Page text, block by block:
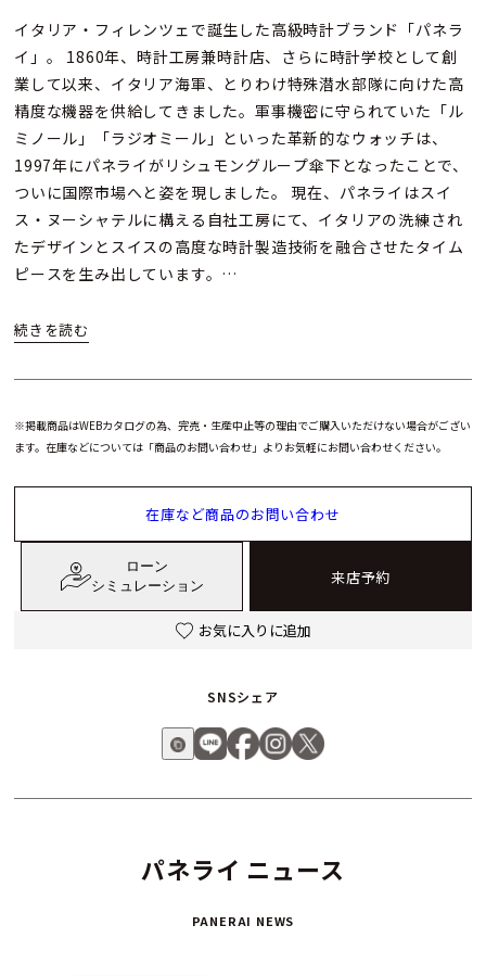
イタリア・フィレンツェで誕生した高級時計ブランド「パネラ
イ」。 1860年、時計工房兼時計店、さらに時計学校として創
業して以来、イタリア海軍、とりわけ特殊潜水部隊に向けた高
精度な機器を供給してきました。軍事機密に守られていた「ル
ミノール」「ラジオミール」といった革新的なウォッチは、
1997年にパネライがリシュモングループ傘下となったことで、
ついに国際市場へと姿を現しました。 現在、パネライはスイ
ス・ヌーシャテルに構える自社工房にて、イタリアの洗練され
たデザインとスイスの高度な時計製造技術を融合させたタイム
ピースを生み出しています。
中でも「ルミノール」は、パネライの伝説的な歴史を今に伝え
型リューズプロテクターを備えたケースデザイン、アラビア数
ノバ™夜光。ルミノールは、パネライが歩んできた機能美と革
特許を取得したリューズプロテクターは、パネライを象徴する
機構の一つです。リューズを偶発的な衝撃や水の侵入から守
り、信頼性を高めるこの設計は、今日もルミノールのアイデン
の「ルミノール」へと進化。現在ではスーパールミノバ®が採
用され、鮮やかで持続性の高い夜光性能を誇ります。さらに
「Laboratorio di Idee（アイデアの工房）」が厳選した独自
「ルミノール」は、クラシックなスタイルに現代的なエッセン
伝統と革新、イタリアの美意識とスイスの技術力を纏った「ル
パネライ ニュース
PANERAI NEWS
※掲載商品はWEBカタログの為、完売・生産中止等の理由でご購入いただけない場合がござい
ます。在庫などについては「商品のお問い合わせ」よりお気軽にお問い合わせください。
在庫など商品のお問い合わせ
ローン
シミュレーション
来店予約
お気に入りに追加
SNSシェア